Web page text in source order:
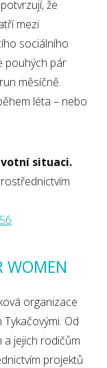
že
mezi
sociálního
pouhých pár
měsíčně.
léta – nebo
situaci.
WOMEN
organizace
Od
jejich rodičům
projektů